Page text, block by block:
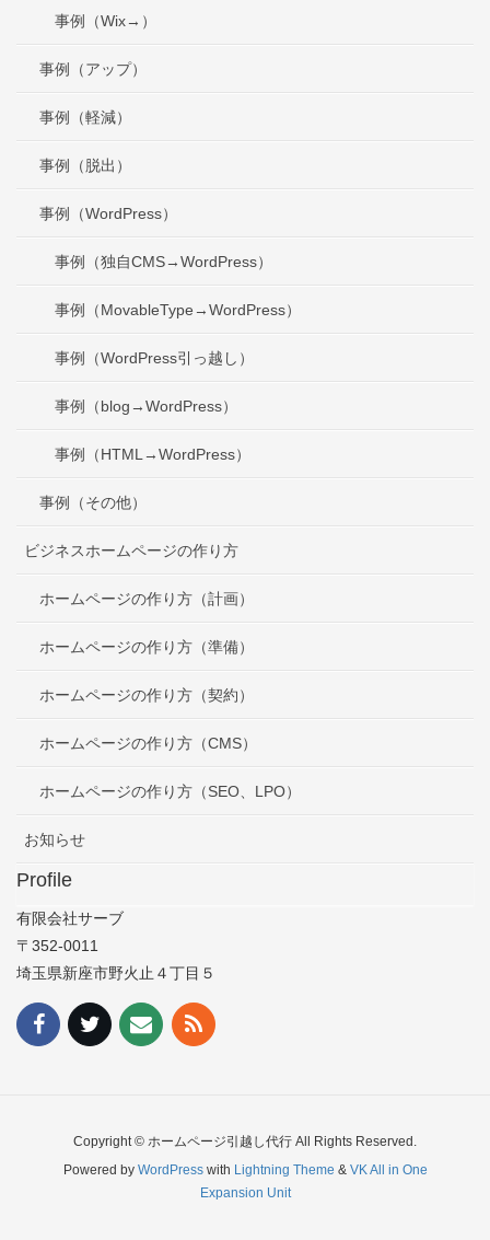
事例（Wix→）
事例（アップ）
事例（軽減）
事例（脱出）
事例（WordPress）
事例（独自CMS→WordPress）
事例（MovableType→WordPress）
事例（WordPress引っ越し）
事例（blog→WordPress）
事例（HTML→WordPress）
事例（その他）
ビジネスホームページの作り方
ホームページの作り方（計画）
ホームページの作り方（準備）
ホームページの作り方（契約）
ホームページの作り方（CMS）
ホームページの作り方（SEO、LPO）
お知らせ
Profile
有限会社サーブ
〒352-0011
埼玉県新座市野火止４丁目５
Copyright © ホームページ引越し代行 All Rights Reserved.
Powered by WordPresswith Lightning Theme & VK All in One
Expansion Unit